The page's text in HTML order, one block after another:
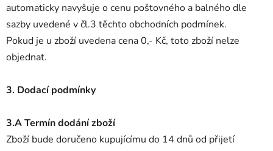
automaticky navyšuje o cenu poštovného a balného dle
sazby uvedené v čl.3 těchto obchodních podmínek.
Pokud je u zboží uvedena cena 0,- Kč, toto zboží nelze
objednat.
3. Dodací podmínky
3.A Termín dodání zboží
Zboží bude doručeno kupujícímu do 14 dnů od přijetí